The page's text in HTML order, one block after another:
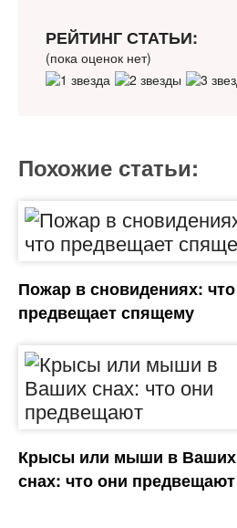
РЕЙТИНГ СТАТЬИ:
(пока оценок нет)
Похожие статьи:
Пожар в сновидениях: что
предвещает спящему
Крысы или мыши в Ваших
снах: что они предвещают